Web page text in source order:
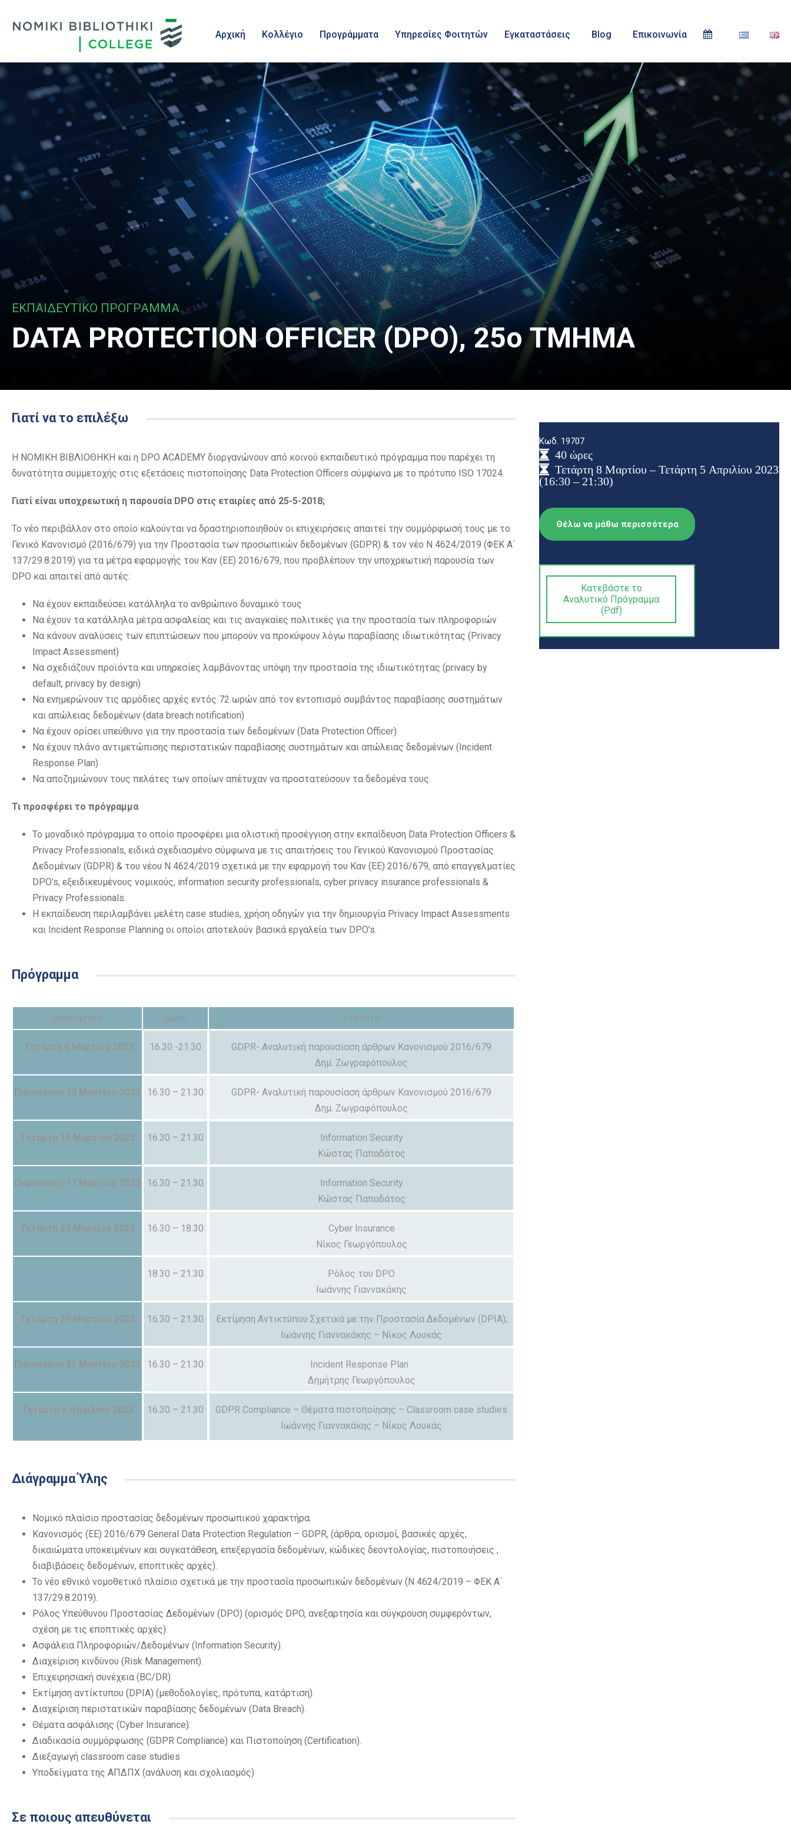
Αρχική Κολλέγιο Προγράμματα Υπηρεσίες Φοιτητών Εγκαταστάσεις Blog Επικοινωνία
ΕΚΠΑΙΔΕΥΤΙΚΟ ΠΡΟΓΡΑΜΜΑ
DATA PROTECTION OFFICER (DPO), 25ο ΤΜΗΜΑ
Γιατί να το επιλέξω
Η ΝOMIKH ΒΙΒΛΙΟΘΗΚΗ και η DPO ACADEMY διοργανώνουν από κοινού εκπαιδευτικό πρόγραμμα που παρέχει τη
δυνατότητα συμμετοχής στις εξετάσεις πιστοποίησης Data Protection Officers σύμφωνα με το πρότυπο ISO 17024.
Γιατί είναι υποχρεωτική η παρουσία DPO στις εταιρίες από 25-5-2018;
Το νέο περιβάλλον στο οποίο καλούνται να δραστηριοποιηθούν οι επιχειρήσεις απαιτεί την συμμόρφωσή τους με το
Γενικό Κανονισμό (2016/679) για την Προστασία των προσωπικών δεδομένων (GDPR) & τον νέο Ν 4624/2019 (ΦΕΚ Α΄
137/29.8.2019) για τα μέτρα εφαρμογής του Καν (ΕΕ) 2016/679, που προβλέπουν την υποχρεωτική παρουσία των
DPO και απαιτεί από αυτές:
Nα έχουν εκπαιδεύσει κατάλληλα το ανθρώπινο δυναμικό τους
Nα έχουν τα κατάλληλα μέτρα ασφαλείας και τις αναγκαίες πολιτικές για την προστασία των πληροφοριών
Nα κάνουν αναλύσεις των επιπτώσεων που μπορούν να προκύψουν λόγω παραβίασης ιδιωτικότητας (Privacy
Impact Assessment)
Nα σχεδιάζουν προϊόντα και υπηρεσίες λαμβάνοντας υπόψη την προστασία της ιδιωτικότητας (privacy by
default, privacy by design)
Nα ενημερώνουν τις αρμόδιες αρχές εντός 72 ωρών από τον εντοπισμό συμβάντος παραβίασης συστημάτων
και απώλειας δεδομένων (data breach notification)
Nα έχουν ορίσει υπεύθυνο για την προστασία των δεδομένων (Data Protection Officer)
Nα έχουν πλάνο αντιμετώπισης περιστατικών παραβίασης συστημάτων και απώλειας δεδομένων (Incident
Response Plan)
Nα αποζημιώνουν τους πελάτες των οποίων απέτυχαν να προστατεύσουν τα δεδομένα τους.
Τι προσφέρει το πρόγραμμα
To μοναδικό πρόγραμμα το οποίο προσφέρει μια ολιστική προσέγγιση στην εκπαίδευση Data Protection Officers &
Privacy Professionals, ειδικά σχεδιασμένο σύμφωνα με τις απαιτήσεις του Γενικού Κανονισμού Προστασίας
Δεδομένων (GDPR) & του νέου Ν 4624/2019 σχετικά με την εφαρμογή του Καν (ΕΕ) 2016/679, από επαγγελματίες
DPO’s, εξειδικευμένους νομικούς, information security professionals, cyber privacy insurance professionals &
Privacy Professionals.
H εκπαίδευση περιλαμβάνει μελέτη case studies, χρήση οδηγών για την δημιουργία Privacy Impact Assessments
και Incident Response Planning οι οποίοι αποτελούν βασικά εργαλεία των DPO’s.
Πρόγραμμα
Ημερομηνία Ώρες Ενότητα
Τετάρτη 8 Μαρτίου 2023 16.30 -21.30
GDPR- Αναλυτική παρουσίαση άρθρων Κανονισμού 2016/679
Δημ. Ζωγραφόπουλος
Παρασκευή 10 Μαρτίου 2023 16.30 – 21.30
GDPR- Αναλυτική παρουσίαση άρθρων Κανονισμού 2016/679
Δημ. Ζωγραφόπουλος
Τετάρτη 15 Μαρτίου 2023 16.30 – 21.30
Information Security
Κώστας Παπαδάτος
Παρασκευή 17 Μαρτίου 2023 16.30 – 21.30
Information Security
Κώστας Παπαδάτος
Τετάρτη 22 Μαρτίου 2023 16.30 – 18.30
Cyber Insurance
Νίκος Γεωργόπουλος
18.30 – 21.30
Ρόλος του DPO
Ιωάννης Γιαννακάκης
Τετάρτη 29 Μαρτίου 2023 16.30 – 21.30
Εκτίμηση Αντικτύπου Σχετικά με την Προστασία Δεδομένων (DPIA);
Ιωάννης Γιαννακάκης – Νίκος Λουκάς
Παρασκευή 31 Μαρτίου 2023 16.30 – 21.30
Incident Response Plan
Δημήτρης Γεωργόπουλος
Τετάρτη 5 Απριλίου 2023 16.30 – 21.30
GDPR Compliance – Θέματα πιστοποίησης – Classroom case studies
Ιωάννης Γιαννακάκης – Νίκος Λουκάς
Διάγραμμα Ύλης
Νομικό πλαίσιο προστασίας δεδομένων προσωπικού χαρακτήρα.
Kανονισμός (ΕΕ) 2016/679 General Data Protection Regulation – GDPR, (άρθρα, ορισμοί, βασικές αρχές,
δικαιώματα υποκειμένων και συγκατάθεση, επεξεργασία δεδομένων, κώδικες δεοντολογίας, πιστοποιήσεις ,
διαβιβάσεις δεδομένων, εποπτικές αρχές).
Το νέο εθνικό νομοθετικό πλαίσιο σχετικά με την προστασία προσωπικών δεδομένων (Ν 4624/2019 – ΦΕΚ Α΄
137/29.8.2019).
Ρόλος Υπεύθυνου Προστασίας Δεδομένων (DPO) (ορισμός DPO, ανεξαρτησία και σύγκρουση συμφερόντων,
σχέση με τις εποπτικές αρχές).
Ασφάλεια Πληροφοριών/Δεδομένων (Information Security).
Διαχείριση κινδύνου (Risk Management).
Επιχειρησιακή συνέχεια (BC/DR).
Εκτίμηση αντίκτυπου (DPIA) (μεθοδολογίες, πρότυπα, κατάρτιση).
Διαχείριση περιστατικών παραβίασης δεδομένων (Data Breach).
Θέματα ασφάλισης (Cyber Insurance).
Διαδικασία συμμόρφωσης (GDPR Compliance) και Πιστοποίηση (Certification).
Διεξαγωγή classroom case studies
Υποδείγματα της ΑΠΔΠΧ (ανάλυση και σχολιασμός)
Σε ποιους απευθύνεται
Κωδ. 19707
40 ώρες
Τετάρτη 8 Μαρτίου – Τετάρτη 5 Απριλίου 2023
(16:30 – 21:30)
Θέλω να μάθω περισσότερα
Κατεβάστε το
Αναλυτικό Πρόγραμμα
(Pdf)